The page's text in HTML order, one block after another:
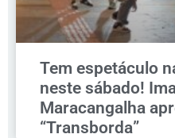
Tem espetáculo
neste sábado!
Maracangalha
“Transborda”